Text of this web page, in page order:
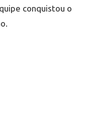
conquistou o